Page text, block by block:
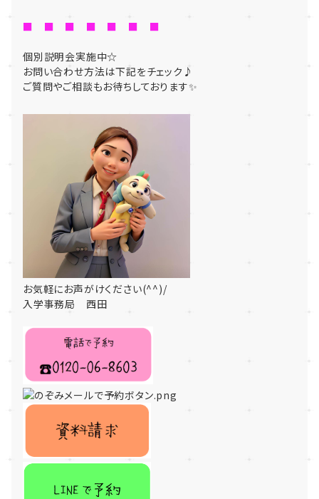
■ ■ ■ ■ ■ ■ ■
個別説明会実施中☆
お問い合わせ方法は下記をチェック♪
ご質問やご相談もお待ちしております✨
お気軽にお声がけください(^^)/
入学事務局 西田